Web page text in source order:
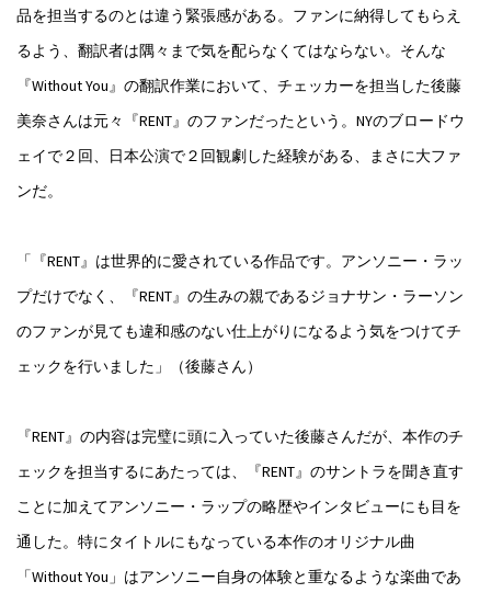
品を担当するのとは違う緊張感がある。ファンに納得してもらえ
るよう、翻訳者は隅々まで気を配らなくてはならない。そんな
『Without You』の翻訳作業において、チェッカーを担当した後藤
美奈さんは元々『RENT』のファンだったという。NYのブロードウ
ェイで２回、日本公演で２回観劇した経験がある、まさに大ファ
ンだ。
「『RENT』は世界的に愛されている作品です。アンソニー・ラッ
プだけでなく、『RENT』の生みの親であるジョナサン・ラーソン
のファンが見ても違和感のない仕上がりになるよう気をつけてチ
ェックを行いました」（後藤さん）
『RENT』の内容は完璧に頭に入っていた後藤さんだが、本作のチ
ェックを担当するにあたっては、『RENT』のサントラを聞き直す
ことに加えてアンソニー・ラップの略歴やインタビューにも目を
通した。特にタイトルにもなっている本作のオリジナル曲
「Without You」はアンソニー自身の体験と重なるような楽曲であ